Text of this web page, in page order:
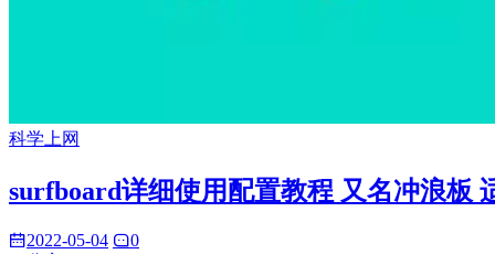
科学上网
surfboard详细使用配置教程 又名冲浪板
2022-05-04
0